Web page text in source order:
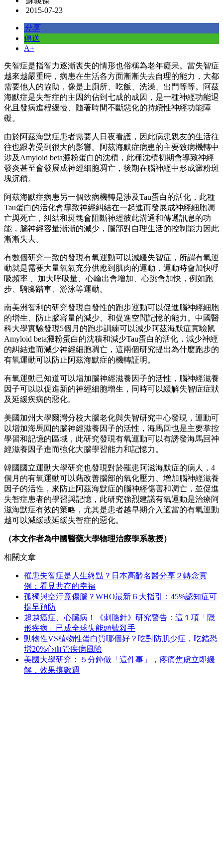
2015-07-23
分享
傳送
A+
失智症是指智力逐漸喪失的情形也俗稱為老年癡呆。當失智症
越來越嚴重時，病患在生活各方面漸漸失去自理的能力，大都
需要他人的協助，像是上廁所、吃飯、洗澡、出門等等。阿茲
海默症是失智症的主因約佔到七成的成因，是一種神經功能退
化且發病進程緩慢、隨著時間不斷惡化的持續性神經功能障
礙。
由於阿茲海默症患者需要人日夜看護，因此病患親友的生活往
往也跟著受到很大的影響。阿茲海默症病患的主要致病機轉中
涉及Amyloid beta澱粉蛋白的沈積，此種沈積初期會導致神經
發炎甚至會發展成神經細胞凋亡，後期在腦神經中形成澱粉斑
塊沉積。
阿茲海默症病患另一個致病機轉是涉及Tau蛋白的活化，此種
Tau蛋白的活化會導致神經糾結在一起進而發展成神經細胞凋
亡與死亡，糾結和斑塊會阻斷神經彼此溝通和傳遞訊息的功
能，腦神經容量漸漸的減少，腦部對自理生活的控制能力因此
漸漸失去。
有數個研究一致的發現有氧運動可以減緩失智症，所謂有氧運
動就是需要大量氧氣充分供應到肌肉的運動，運動時會加快呼
吸頻率 、加大呼吸量、心輸出會增加、心跳會加快，例如跑
步、騎腳踏車、游泳等運動。
南美洲智利的研究發現自發性的跑步運動可以促進腦神經細胞
的增生、防止腦容量的減少、和促進空間記憶的能力。中國醫
科大學實驗發現5個月的跑步訓練可以減少阿茲海默症實驗鼠
Amyloid beta澱粉蛋白的沈積和減少Tau蛋白的活化，減少神經
的糾結進而減少神經細胞凋亡，這兩個研究提出為什麼跑步的
有氧運動可以防止阿茲海默症的機轉証明。
有氧運動已知道可以增加腦神經滋養因子的活性，腦神經滋養
因子可以以促進新的神經細胞增生，同時可以緩解失智症症狀
及延緩疾病的惡化。
美國加州大學爾灣分校大腦老化與失智研究中心發現，運動可
以增加海馬回的腦神經滋養因子的活性，海馬回也是主要掌控
學習和記憶的區域，此研究發現有氧運動可以有誘發海馬回神
經滋養因子進而強化大腦學習能力和記憶力。
韓國國立運動大學研究也發現對於罹患阿滋海默症的病人，4
個月的有氧運動可以藉改善腦部的氧化壓力、增加腦神經滋養
因子的活性，來防止阿茲海默症的腦神經傷害和凋亡，並促進
失智症患者的學習與記憶，此研究強烈建議有氧運動是治療阿
滋海默症有效的策略，尤其是患者越早期介入適當的有氧運動
越可以減緩或延緩失智症的惡化。
（本文作者為中國醫藥大學物理治療學系教授）
相關文章
罹患失智症是人生終點？日本高齡名醫分享２轉念實
例：看見共存的幸福
孤獨與空汙竟傷腦？WHO最新６大指引：45%認知症可
提早預防
超越癌症、心臟病！《刺胳針》研究警告：這１項「隱
形疾病」已成全球失能頭號殺手
動物性VS植物性蛋白質哪個好？吃對防肌少症，吃錯恐
增20%心血管疾病風險
美國大學研究：５分鐘做「這件事」，疼痛焦慮立即緩
解，效果撐數週